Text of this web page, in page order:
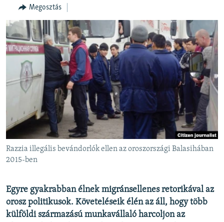
SZABADON
TÁRSADALOM
DEMOKRÁCIA
A PÉNZ NYOMÁBAN
EURÓPAI UNIÓ
KLÍMAVÁLTOZÁS
A MÚLT TANULSÁGAI
KÖVESSEN MINKET!
Valamennyi RFE/RL weboldal
Megosztás
Razzia illegális bevándorlók ellen az oroszországi Balasihában
2015-ben
Egyre gyakrabban élnek migránsellenes retorikával az
orosz politikusok. Követeléseik élén az áll, hogy több
külföldi származású munkavállaló harcoljon az